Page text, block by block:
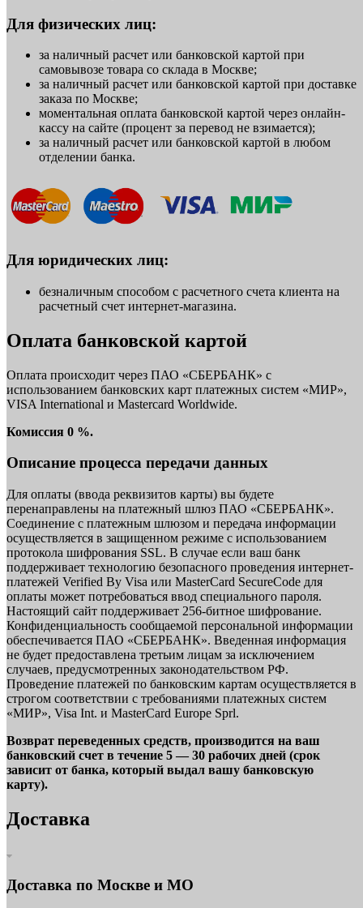
Для физических лиц:
за наличный расчет или банковской картой при
самовывозе товара со склада в Москве;
за наличный расчет или банковской картой при доставке
заказа по Москве;
моментальная оплата банковской картой через онлайн-
кассу на сайте (процент за перевод не взимается);
за наличный расчет или банковской картой в любом
отделении банка.
Для юридических лиц:
безналичным способом с расчетного счета клиента на
расчетный счет интернет-магазина.
Оплата банковской картой
Оплата происходит через ПАО «СБЕРБАНК» с
использованием банковских карт платежных систем «МИР»,
VISA International и Mastercard Worldwide.
Комиссия 0 %.
Описание процесса передачи данных
Для оплаты (ввода реквизитов карты) вы будете
перенаправлены на платежный шлюз ПАО «СБЕРБАНК».
Соединение с платежным шлюзом и передача информации
осуществляется в защищенном режиме с использованием
протокола шифрования SSL. В случае если ваш банк
поддерживает технологию безопасного проведения интернет-
платежей Verified By Visa или MasterCard SecureCode для
оплаты может потребоваться ввод специального пароля.
Настоящий сайт поддерживает 256-битное шифрование.
Конфиденциальность сообщаемой персональной информации
обеспечивается ПАО «СБЕРБАНК». Введенная информация
не будет предоставлена третьим лицам за исключением
случаев, предусмотренных законодательством РФ.
Проведение платежей по банковским картам осуществляется в
строгом соответствии с требованиями платежных систем
«МИР», Visa Int. и MasterCard Europe Sprl.
Возврат переведенных средств, производится на ваш
банковский счет в течение 5 — 30 рабочих дней (срок
зависит от банка, который выдал вашу банковскую
карту).
Доставка
Доставка по Москве и МО